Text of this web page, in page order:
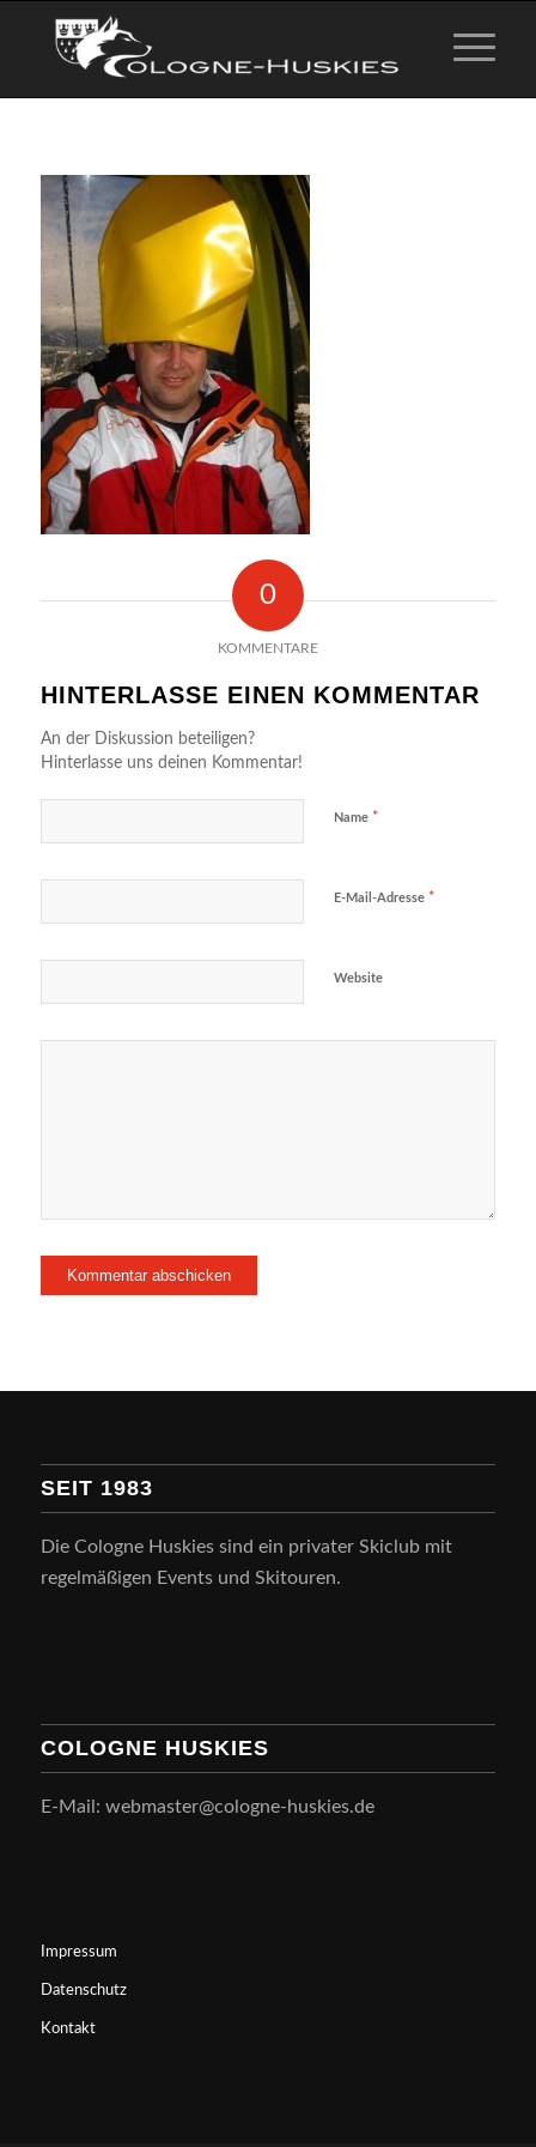
0
KOMMENTARE
HINTERLASSE EINEN KOMMENTAR
An der Diskussion beteiligen?
Hinterlasse uns deinen Kommentar!
Name *
E-Mail-Adresse *
Website
SEIT 1983
Die Cologne Huskies sind ein privater Skiclub mit
regelmäßigen Events und Skitouren.
COLOGNE HUSKIES
E-Mail: webmaster@cologne-huskies.de
Impressum
Datenschutz
Kontakt